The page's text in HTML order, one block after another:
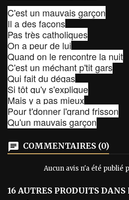
C'est un mauvais garçon
Il a des façons
Pas très catholiques
On a peur de lui
Quand on le rencontre la nuit
C'est un méchant p'tit gars
Qui fait du dégas
Si tôt qu'y s'explique
Mais y a pas mieux
Pour t'donner l'grand frisson
Qu'un mauvais garçon
COMMENTAIRES (0)
Aucun avis n'a été publié
16 AUTRES PRODUITS